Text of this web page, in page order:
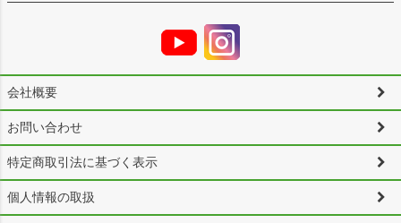
会社概要
お問い合わせ
特定商取引法に基づく表示
個人情報の取扱